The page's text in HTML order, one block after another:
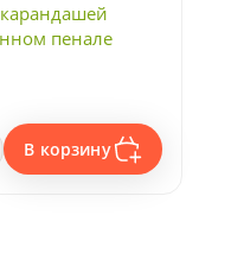
пенале
В корзину